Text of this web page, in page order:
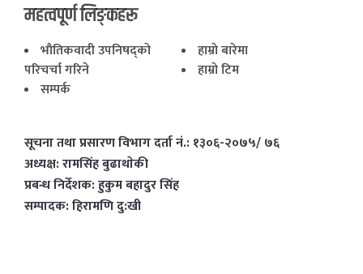
महत्वपूर्ण लिङ्कहरू
भाैतिकवादी उपनिषद्काे
परिचर्चा गरिने
हाम्राे बारेमा
हाम्राे टिम
सम्पर्क
सूचना तथा प्रसारण विभाग दर्ता नं.: १३०६-२०७५/ ७६
अध्यक्ष: रामसिंह बुढाथाेकी
प्रबन्ध निर्देशक: हुकुम बहादुर सिंह
सम्पादक: हिरामणि दु:खी